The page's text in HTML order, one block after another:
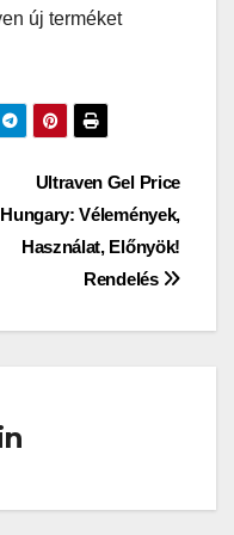
új terméket
Ultraven Gel Price
Hungary: Vélemények,
Használat, Előnyök!
Rendelés